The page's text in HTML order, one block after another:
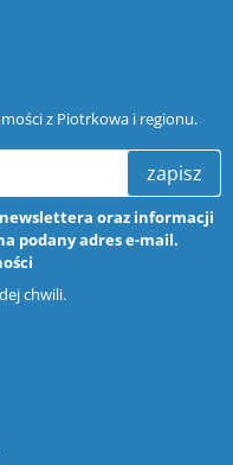
z Piotrkowa i regionu.
zapisz
oraz informacji
podany adres e-mail.
chwili.